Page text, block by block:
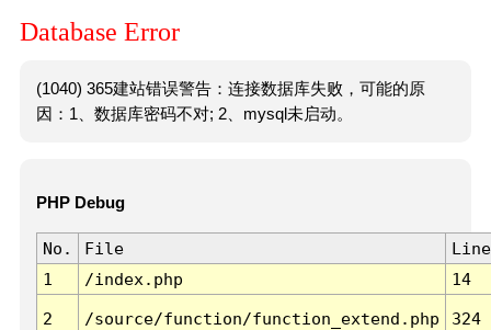
Database Error
(1040) 365建站错误警告：连接数据库失败，可能的原
因：1、数据库密码不对; 2、mysql未启动。
PHP Debug
No. File
Line
1
/index.php 14
2 /source/function/function_extend.php 324